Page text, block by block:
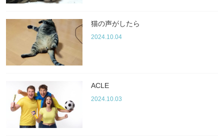
猫の声がしたら
2024.10.04
ACLE
2024.10.03